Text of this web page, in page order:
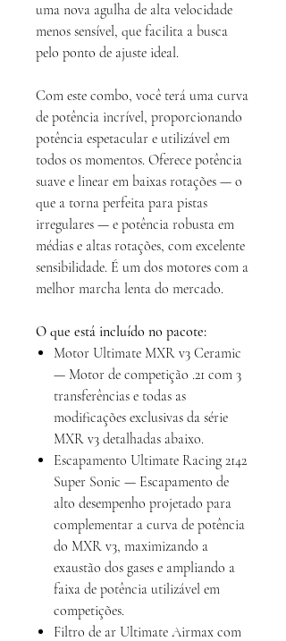
uma nova agulha de alta velocidade
menos sensível, que facilita a busca
pelo ponto de ajuste ideal.
Com este combo, você terá uma curva
de potência incrível, proporcionando
potência espetacular e utilizável em
todos os momentos. Oferece potência
suave e linear em baixas rotações — o
que a torna perfeita para pistas
irregulares — e potência robusta em
médias e altas rotações, com excelente
sensibilidade. É um dos motores com a
melhor marcha lenta do mercado.
O que está incluído no pacote:
Motor Ultimate MXR v3 Ceramic
— Motor de competição .21 com 3
transferências e todas as
modificações exclusivas da série
MXR v3 detalhadas abaixo.
Escapamento Ultimate Racing 2142
Super Sonic — Escapamento de
alto desempenho projetado para
complementar a curva de potência
do MXR v3, maximizando a
exaustão dos gases e ampliando a
faixa de potência utilizável em
competições.
Filtro de ar Ultimate Airmax com